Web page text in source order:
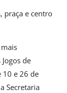
praça e centro
de
10 e 26 de
Secretaria